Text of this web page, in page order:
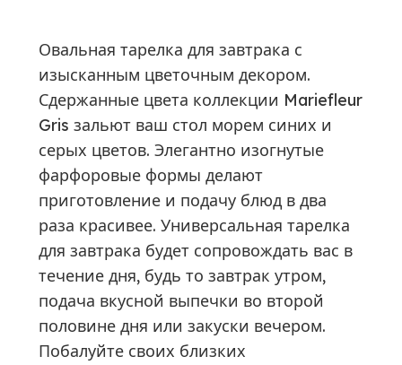
Овальная тарелка для завтрака с
изысканным цветочным декором.
Сдержанные цвета коллекции Mariefleur
Gris зальют ваш стол морем синих и
серых цветов. Элегантно изогнутые
фарфоровые формы делают
приготовление и подачу блюд в два
раза красивее. Универсальная тарелка
для завтрака будет сопровождать вас в
течение дня, будь то завтрак утром,
подача вкусной выпечки во второй
половине дня или закуски вечером.
Побалуйте своих близких